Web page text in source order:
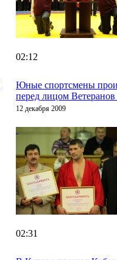
02:12
Юные спортсмены
перед лицом
12 декабря 2009
02:31